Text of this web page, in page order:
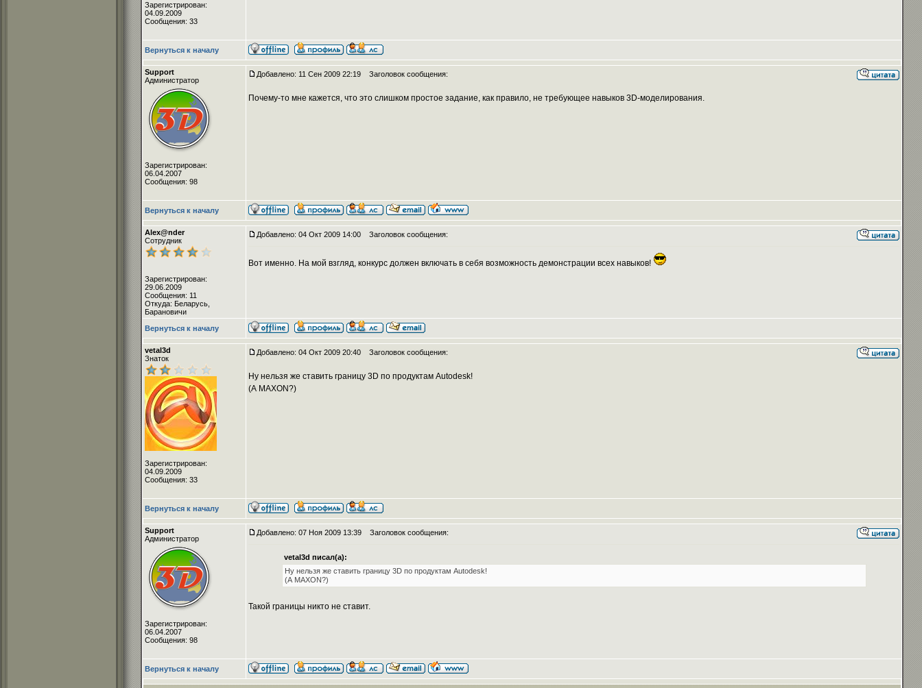
Зарегистрирован:
04.09.2009
Сообщения: 33
Вернуться к началу
Support
Администратор
Зарегистрирован:
06.04.2007
Сообщения: 98
Добавлено: 11 Сен 2009 22:19 Заголовок сообщения:
Почему-то мне кажется, что это слишком простое задание, как правило, не требующее навыков 3D-моделирования.
Вернуться к началу
Alex@nder
Сотрудник
Зарегистрирован:
29.06.2009
Сообщения: 11
Откуда: Беларусь,
Барановичи
Добавлено: 04 Окт 2009 14:00 Заголовок сообщения:
Вот именно. На мой взгляд, конкурс должен включать в себя возможность демонстрации всех навыков!
Вернуться к началу
vetal3d
Знаток
Зарегистрирован:
04.09.2009
Сообщения: 33
Добавлено: 04 Окт 2009 20:40 Заголовок сообщения:
Ну нельзя же ставить границу 3D по продуктам Autodesk!
(А MAXON?)
Вернуться к началу
Support
Администратор
Зарегистрирован:
06.04.2007
Сообщения: 98
Добавлено: 07 Ноя 2009 13:39 Заголовок сообщения:
vetal3d писал(а):
Ну нельзя же ставить границу 3D по продуктам Autodesk!
(А MAXON?)
Такой границы никто не ставит.
Вернуться к началу